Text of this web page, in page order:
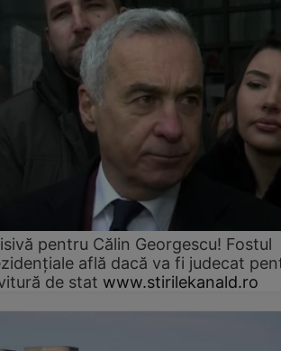
pentru Călin Georgescu! Fostul
află dacă va fi judecat
de stat www.stirilekanald.ro